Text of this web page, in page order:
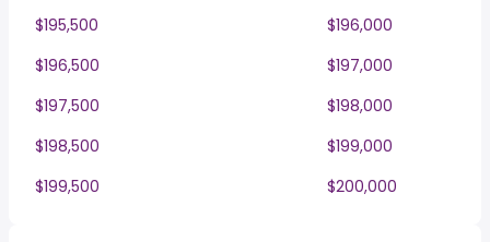
$195,500
$196,000
$196,500
$197,000
$197,500
$198,000
$198,500
$199,000
$199,500
$200,000